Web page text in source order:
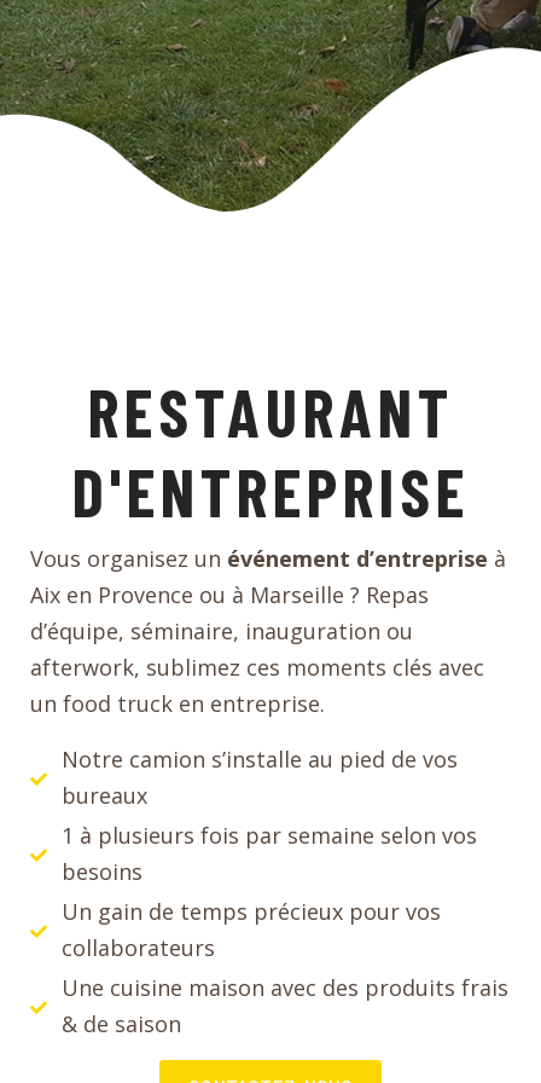
RESTAURANT
D'ENTREPRISE
Vous organisez un événement d’entreprise à
Aix en Provence ou à Marseille ? Repas
d’équipe, séminaire, inauguration ou
afterwork, sublimez ces moments clés avec
un food truck en entreprise.
Notre camion s’installe au pied de vos
bureaux
1 à plusieurs fois par semaine selon vos
besoins
Un gain de temps précieux pour vos
collaborateurs
Une cuisine maison avec des produits frais
& de saison